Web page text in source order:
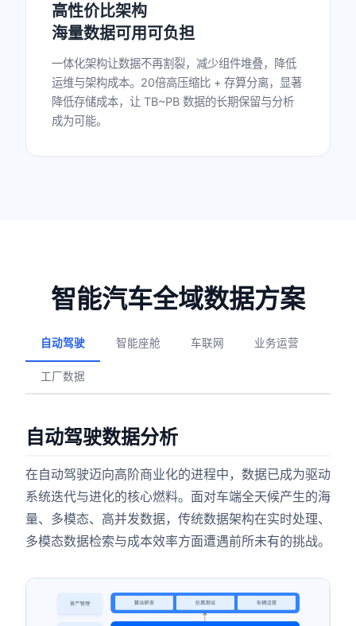
高性价比架构
海量数据可用可负担
一体化架构让数据不再割裂，减少组件堆叠，降低
运维与架构成本。20倍高压缩比 + 存算分离，显著
降低存储成本，让 TB~PB 数据的长期保留与分析
成为可能。
智能汽车全域数据方案
自动驾驶 智能座舱 车联网 业务运营
工厂数据
自动驾驶数据分析
在自动驾驶迈向高阶商业化的进程中，数据已成为驱动
系统迭代与进化的核心燃料。面对车端全天候产生的海
量、多模态、高并发数据，传统数据架构在实时处理、
多模态数据检索与成本效率方面遭遇前所未有的挑战。